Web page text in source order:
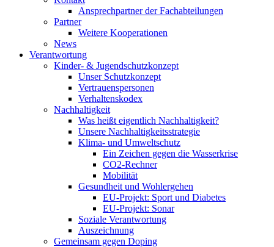
Ansprechpartner der Fachabteilungen
Partner
Weitere Kooperationen
News
Verantwortung
Kinder- & Jugendschutzkonzept
Unser Schutzkonzept
Vertrauenspersonen
Verhaltenskodex
Nachhaltigkeit
Was heißt eigentlich Nachhaltigkeit?
Unsere Nachhaltigkeitsstrategie
Klima- und Umweltschutz
Ein Zeichen gegen die Wasserkrise
CO2-Rechner
Mobilität
Gesundheit und Wohlergehen
EU-Projekt: Sport und Diabetes
EU-Projekt: Sonar
Soziale Verantwortung
Auszeichnung
Gemeinsam gegen Doping